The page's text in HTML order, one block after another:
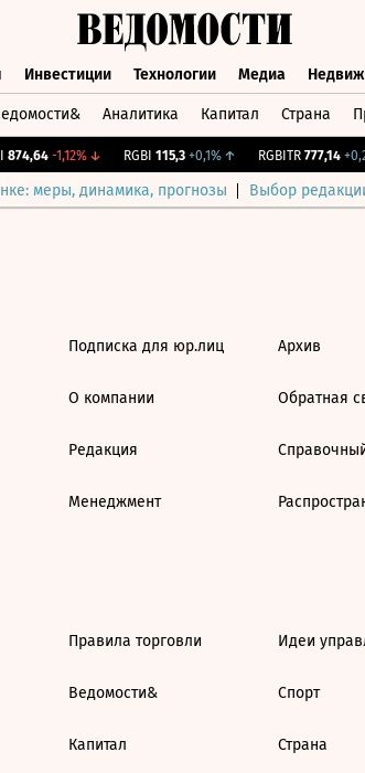
Инвестиции Технологии Медиа
Аналитика Капитал Страна
874,64 -1,12%↓ RGBI 115,3 +0,1%↑ RGBITR 777,14
меры, динамика, прогнозы Выбор
Подписка для юр.лиц
О компании
Редакция
Менеджмент
Архив
Обратная
Правила торговли
Ведомости&
Капитал
Идеи
Спорт
Страна